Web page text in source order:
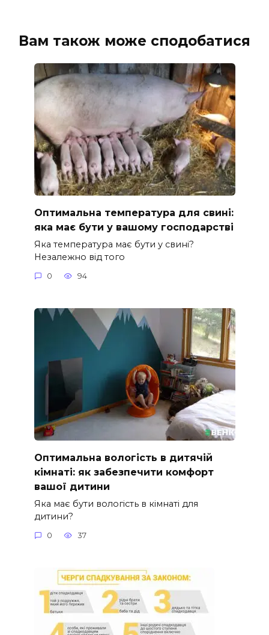
Вам також може сподобатися
Оптимальна температура для свині:
яка має бути у вашому господарстві
Яка температура має бути у свині?
Незалежно від того
0 94
Оптимальна вологість в дитячій
кімнаті: як забезпечити комфорт
вашої дитини
Яка має бути вологість в кімнаті для
дитини?
0 37